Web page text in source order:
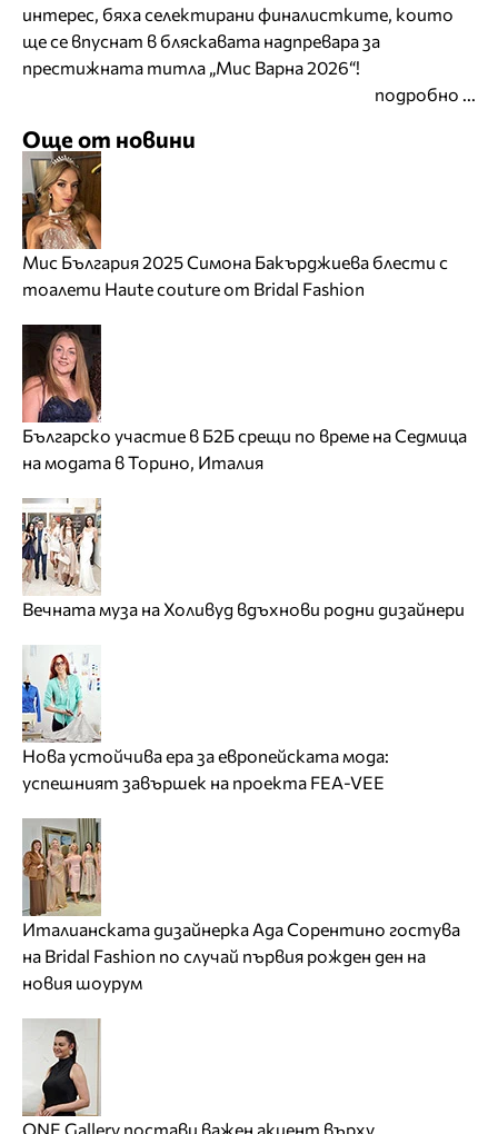
интерес, бяха селектирани финалистките, които
ще се впуснат в бляскавата надпревара за
престижната титла „Мис Варна 2026“!
подробно ...
Още от новини
Мис България 2025 Симона Бакърджиева блести с
тоалети Haute couture от Bridal Fashion
Българско участие в Б2Б срещи по време на Седмица
на модата в Торино, Италия
Вечната муза на Холивуд вдъхнови родни дизайнери
Нова устойчива ера за европейската мода:
успешният завършек на проекта FEA-VEE
Италианската дизайнерка Ада Сорентино гостува
на Bridal Fashion по случай първия рожден ден на
новия шоурум
ONE Gallery постави важен акцент върху